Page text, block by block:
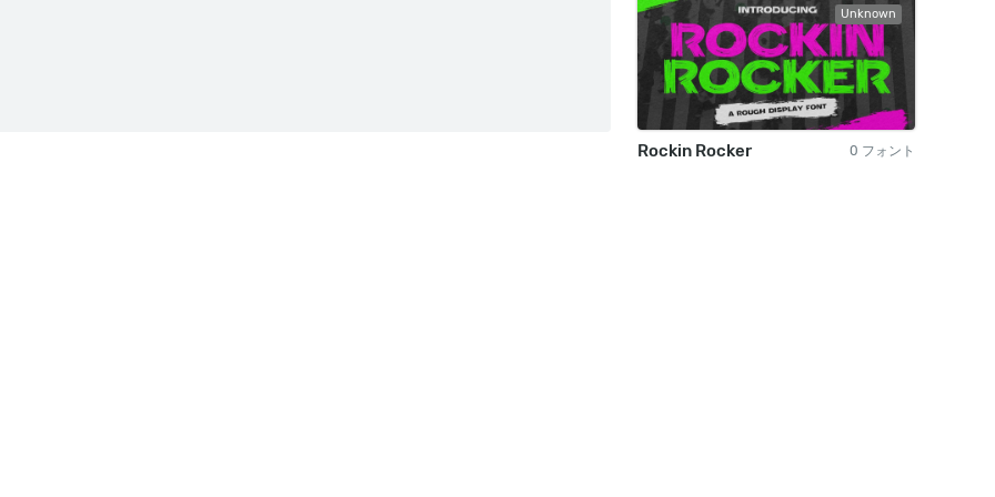
Unknown
Rockin Rocker 0 フォント